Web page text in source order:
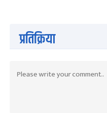
प्रतिक्रिया